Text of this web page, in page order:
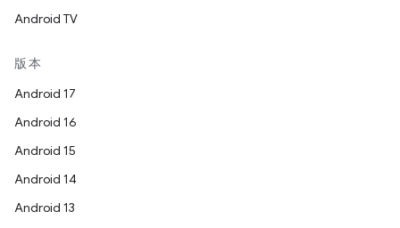
Android TV
版本
Android 17
Android 16
Android 15
Android 14
Android 13